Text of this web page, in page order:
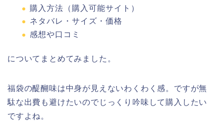
購入方法（購入可能サイト）
ネタバレ・サイズ・価格
感想や口コミ
についてまとめてみました。
福袋の醍醐味は中身が見えないわくわく感。ですが無
駄な出費も避けたいのでじっくり吟味して購入したい
ですよね。